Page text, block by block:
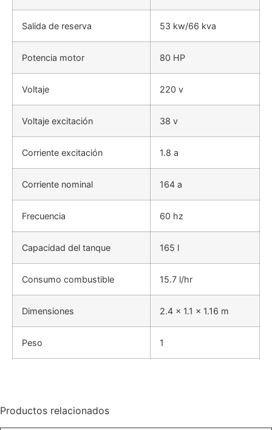
Salida de reserva 53 kw/66 kva
Potencia motor 80 HP
Voltaje 220 v
Voltaje excitación 38 v
Corriente excitación 1.8 a
Corriente nominal 164 a
Frecuencia 60 hz
Capacidad del tanque 165 l
Consumo combustible 15.7 l/hr
Dimensiones 2.4 x 1.1 x 1.16 m
Peso 1
Productos relacionados